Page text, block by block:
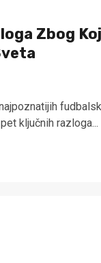
Zbog
ključnih razloga...